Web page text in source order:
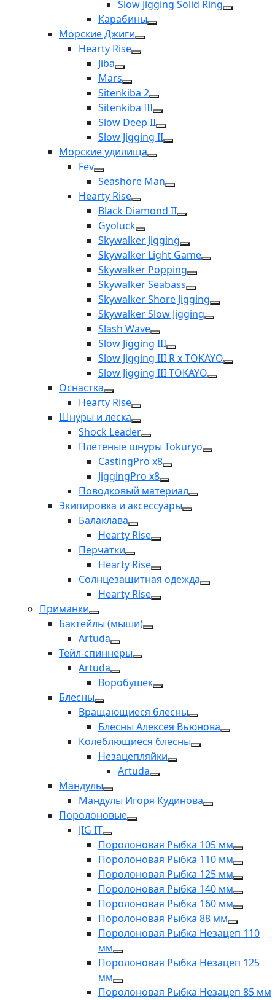
Slow Jigging Solid Ring
Карабины
Морские Джиги
Hearty Rise
Jiba
Mars
Sitenkiba 2
Sitenkiba III
Slow Deep II
Slow Jigging II
Морские удилища
Fev
Seashore Man
Hearty Rise
Black Diamond II
Gyoluck
Skywalker Jigging
Skywalker Light Game
Skywalker Popping
Skywalker Seabass
Skywalker Shore Jigging
Skywalker Slow Jigging
Slash Wave
Slow Jigging III
Slow Jigging III R x TOKAYO
Slow Jigging III TOKAYO
Оснастка
Hearty Rise
Шнуры и леска
Shock Leader
Плетеные шнуры Tokuryo
CastingPro x8
JiggingPro x8
Поводковый материал
Экипировка и аксессуары
Балаклава
Hearty Rise
Перчатки
Hearty Rise
Солнцезащитная одежда
Hearty Rise
Приманки
Бактейлы (мыши)
Artuda
Тейл-спиннеры
Artuda
Воробушек
Блесны
Вращающиеся блесны
Блесны Алексея Вьюнова
Колеблющиеся блесны
Незацепляйки
Artuda
Мандулы
Мандулы Игоря Кудинова
Поролоновые
JIG IT
Поролоновая Рыбка 105 мм
Поролоновая Рыбка 110 мм
Поролоновая Рыбка 125 мм
Поролоновая Рыбка 140 мм
Поролоновая Рыбка 160 мм
Поролоновая Рыбка 88 мм
Поролоновая Рыбка Незацеп 110
мм
Поролоновая Рыбка Незацеп 125
мм
Поролоновая Рыбка Незацеп 85 мм